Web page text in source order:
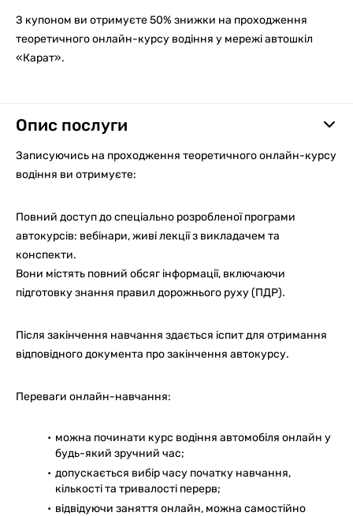
З купоном ви отримуєте 50% знижки на проходження
теоретичного онлайн-курсу водіння у мережі автошкіл
«Карат».
Опис послуги
Записуючись на проходження теоретичного онлайн-курсу
водіння ви отримуєте:
Повний доступ до спеціально розробленої програми
автокурсів: вебінари, живі лекції з викладачем та
конспекти.
Вони містять повний обсяг інформації, включаючи
підготовку знання правил дорожнього руху (ПДР).
Після закінчення навчання здається іспит для отримання
відповідного документа про закінчення автокурсу.
Переваги онлайн-навчання:
можна починати курс водіння автомобіля онлайн у
будь-який зручний час;
допускається вибір часу початку навчання,
кількості та тривалості перерв;
відвідуючи заняття онлайн, можна самостійно